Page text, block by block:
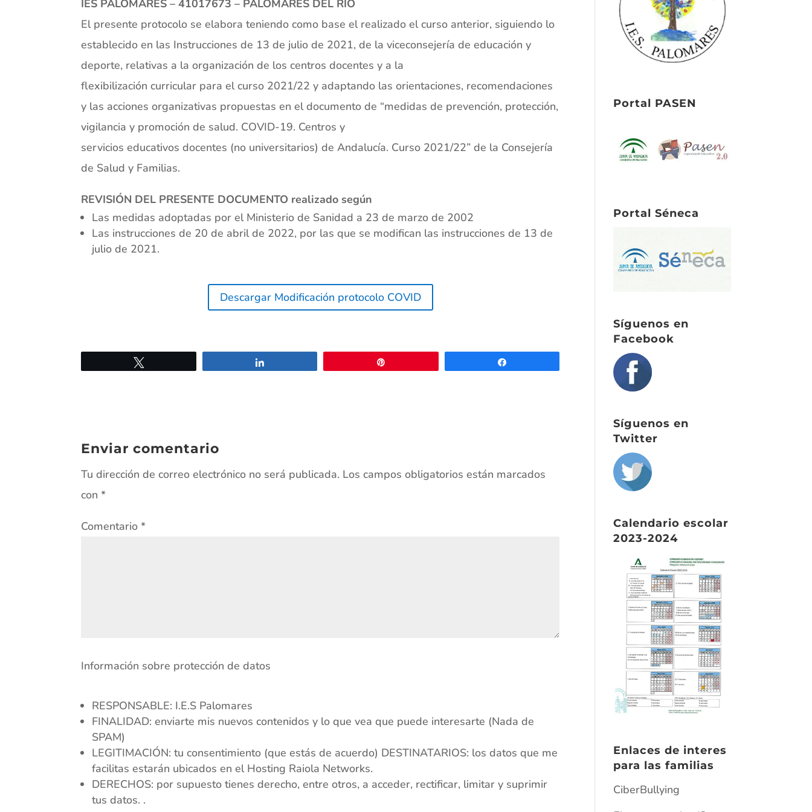
IES PALOMARES – 41017673 – PALOMARES DEL RÍO
El presente protocolo se elabora teniendo como base el realizado el curso anterior, siguiendo lo
establecido en las Instrucciones de 13 de julio de 2021, de la viceconsejería de educación y
deporte, relativas a la organización de los centros docentes y a la
flexibilización curricular para el curso 2021/22 y adaptando las orientaciones, recomendaciones
y las acciones organizativas propuestas en el documento de “medidas de prevención, protección,
vigilancia y promoción de salud. COVID-19. Centros y
servicios educativos docentes (no universitarios) de Andalucía. Curso 2021/22” de la Consejería
de Salud y Familias.
REVISIÓN DEL PRESENTE DOCUMENTO realizado según
Las medidas adoptadas por el Ministerio de Sanidad a 23 de marzo de 2002
Las instrucciones de 20 de abril de 2022, por las que se modifican las instrucciones de 13 de
julio de 2021.
Descargar Modificación protocolo COVID
Enviar comentario
Tu dirección de correo electrónico no será publicada. Los campos obligatorios están marcados
con*
Comentario*
Información sobre protección de datos
RESPONSABLE: I.E.S Palomares
FINALIDAD: enviarte mis nuevos contenidos y lo que vea que puede interesarte (Nada de
SPAM)
LEGITIMACIÓN: tu consentimiento (que estás de acuerdo) DESTINATARIOS: los datos que me
facilitas estarán ubicados en el Hosting Raiola Networks.
DERECHOS: por supuesto tienes derecho, entre otros, a acceder, rectificar, limitar y suprimir
tus datos. .
Portal PASEN
Portal Séneca
Síguenos en
Facebook
Síguenos en
Twitter
Calendario escolar
2023-2024
Enlaces de interes
para las familias
CiberBullying